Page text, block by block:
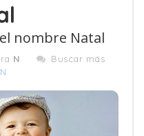
nombre Natal
N
Buscar más